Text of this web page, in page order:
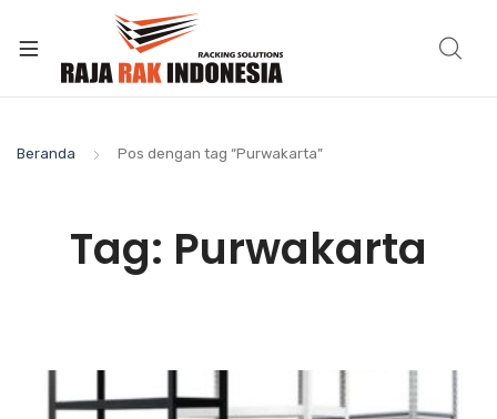
Beranda Pos dengan tag “Purwakarta”
Tag: Purwakarta